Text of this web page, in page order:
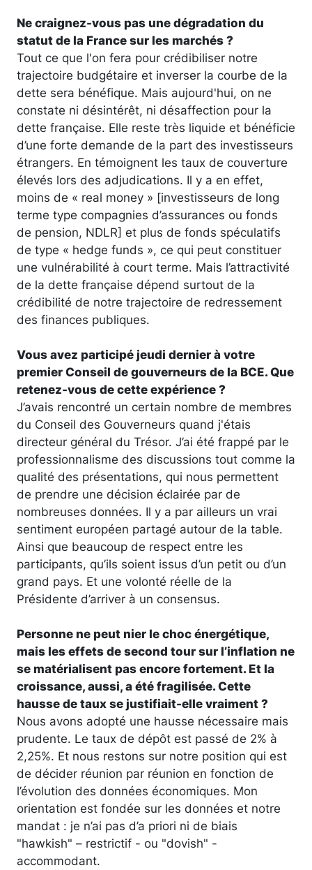
Ne craignez-vous pas une dégradation du
statut de la France sur les marchés ?
Tout ce que l'on fera pour crédibiliser notre
trajectoire budgétaire et inverser la courbe de la
dette sera bénéfique. Mais aujourd'hui, on ne
constate ni désintérêt, ni désaffection pour la
dette française. Elle reste très liquide et bénéficie
d’une forte demande de la part des investisseurs
étrangers. En témoignent les taux de couverture
élevés lors des adjudications. Il y a en effet,
moins de « real money » [investisseurs de long
terme type compagnies d’assurances ou fonds
de pension, NDLR] et plus de fonds spéculatifs
de type « hedge funds », ce qui peut constituer
une vulnérabilité à court terme. Mais l’attractivité
de la dette française dépend surtout de la
crédibilité de notre trajectoire de redressement
des finances publiques.
Vous avez participé jeudi dernier à votre
premier Conseil de gouverneurs de la BCE. Que
retenez-vous de cette expérience ?
J’avais rencontré un certain nombre de membres
du Conseil des Gouverneurs quand j'étais
directeur général du Trésor. J’ai été frappé par le
professionnalisme des discussions tout comme la
qualité des présentations, qui nous permettent
de prendre une décision éclairée par de
nombreuses données. Il y a par ailleurs un vrai
sentiment européen partagé autour de la table.
Ainsi que beaucoup de respect entre les
participants, qu’ils soient issus d’un petit ou d’un
grand pays. Et une volonté réelle de la
Présidente d’arriver à un consensus.
Personne ne peut nier le choc énergétique,
mais les effets de second tour sur l’inflation ne
se matérialisent pas encore fortement. Et la
croissance, aussi, a été fragilisée. Cette
hausse de taux se justifiait-elle vraiment ?
Nous avons adopté une hausse nécessaire mais
prudente. Le taux de dépôt est passé de 2% à
2,25%. Et nous restons sur notre position qui est
de décider réunion par réunion en fonction de
l’évolution des données économiques. Mon
orientation est fondée sur les données et notre
mandat : je n’ai pas d’a priori ni de biais
"hawkish" – restrictif - ou "dovish" -
accommodant.